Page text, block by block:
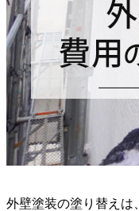
外壁塗装の塗り替えは